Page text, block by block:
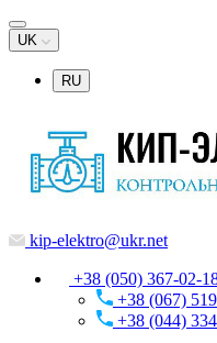
UK
RU
kip-elektro@ukr.net
+38 (050) 367-02-
+38 (067)
+38 (044)